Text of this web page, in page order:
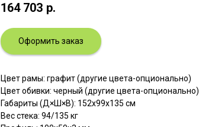
164 703 р.
Оформить заказ
Цвет рамы: графит (другие цвета-опционально)
Цвет обивки: черный (другие цвета-опционально)
Габариты (Д×Ш×В): 152x99x135 см
Вес стека: 94/135 кг